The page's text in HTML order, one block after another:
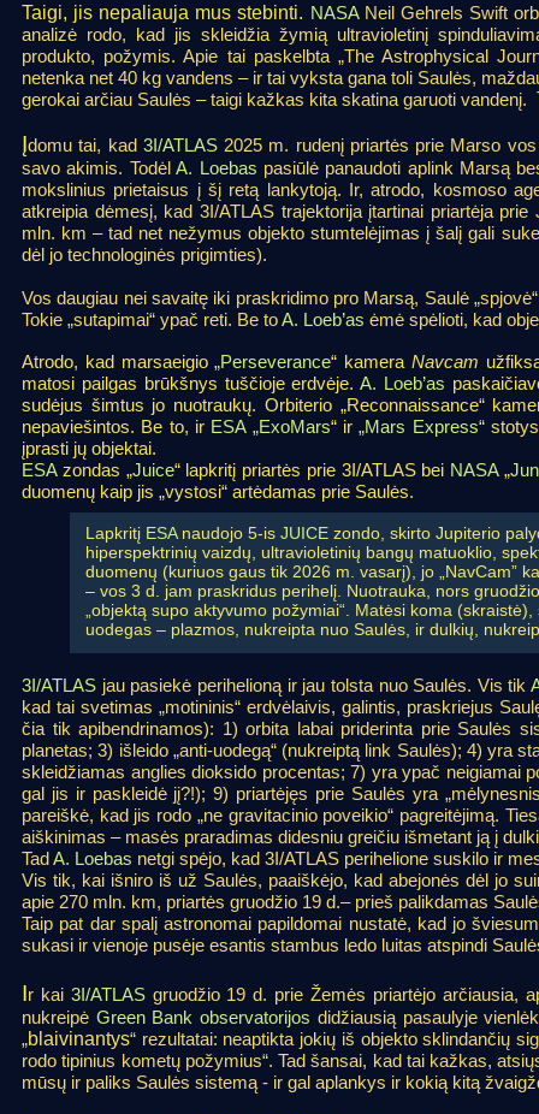
Taigi, jis nepaliauja mus stebinti. NASANeil Gehrels Swift
analizė rodo, kad jis skleidžia žymią ultravioletinį
produkto, požymis. Apie tai paskelbta „The Astrophysical
netenka net 40 kg vandens – ir tai vyksta gana toli Saulės,
gerokai arčiau Saulės – taigi kažkas kita skatina garuoti vandenį.
Įdomu tai, kad 3I/ATLAS2025 m. rudenį priartės prie Marso
savo akimis. TodėlA. Loebas pasiūlė panaudoti aplink Marsą
mokslinius prietaisus į šį retą lankytoją. Ir, atrodo, kosmoso
atkreipia dėmesį, kad 3I/ATLAS trajektorija įtartinai priartėja
mln. km – tad net nežymus objekto stumtelėjimas į šalį gali
dėl jo technologinės prigimties).
Vos daugiau nei savaitę iki praskridimo pro Marsą, Saulė
Tokie „sutapimai“ ypač reti. Be toA. Loeb’as ėmė spėlioti, kad
Atrodo, kad marsaeigio „Perseverance“ kamera Navcam
matosi pailgas brūkšnys tuščioje erdvėje.A. Loeb’as
sudėjus šimtus jo nuotraukų. Orbiterio „Reconnaissance“
nepaviešintos. Be to, ir ESA„ExoMars“ ir „Mars Express“
įprasti jų objektai.
ESAzondas „Juice“ lapkritį priartės prie 3I/ATLAS bei NASA„
duomenų kaip jis „vystosi“ artėdamas prie Saulės.
Lapkritį ESAnaudojo 5-is JUICE zondo, skirto Jupiterio
hiperspektrinių vaizdų, ultravioletinių bangų matuoklio,
duomenų (kuriuos gaus tik 2026 m. vasarį), jo „NavCam”
– vos 3 d. jam praskridus perihelį. Nuotrauka, nors
„objektą supo aktyvumo požymiai“. Matėsi koma
uodegas – plazmos, nukreipta nuo Saulės, ir dulkių,
3I/ATLAS jau pasiekė perihelioną ir jau tolsta nuo Saulės. Vis tik
kad tai svetimas „motininis“ erdvėlaivis, galintis, praskriejus
čia tik apibendrinamos): 1) orbita labai priderinta prie Saulės
planetas; 3) išleido „anti-uodegą“ (nukreiptą link Saulės); 4) yra
skleidžiamas anglies dioksido procentas; 7) yra ypač neigiamai
gal jis ir paskleidė jį?!); 9) priartėjęs prie Saulės yra
pareiškė, kad jis rodo „ne gravitacinio poveikio“ pagreitėjimą.
aiškinimas – masės praradimas didesniu greičiu išmetant ją į
TadA. Loebas netgi spėjo, kad 3I/ATLAS perihelione suskilo ir
Vis tik, kai išniro iš už Saulės, paaiškėjo, kad abejonės dėl jo
apie 270 mln. km, priartės gruodžio 19 d.– prieš palikdamas
Taip pat dar spalį astronomai papildomai nustatė, kad jo
sukasi ir vienoje pusėje esantis stambus ledo luitas atspindi
Ir kai 3I/ATLASgruodžio 19 d. prie Žemės priartėjo arčiausia,
nukreipė Green Bank observatorijos didžiausią pasaulyje
„blaivinantys“ rezultatai: neaptikta jokių iš objekto sklindančių
rodo tipinius kometų požymius“. Tad šansai, kad tai kažkas,
mūsų ir paliks Saulės sistemą - ir gal aplankys ir kokią kitą